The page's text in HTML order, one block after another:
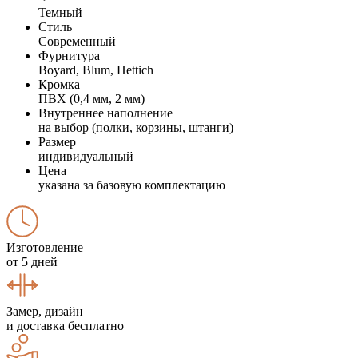
Темный
Стиль
Современный
Фурнитура
Boyard, Blum, Hettich
Кромка
ПВХ (0,4 мм, 2 мм)
Внутреннее наполнение
на выбор (полки, корзины, штанги)
Размер
индивидуальный
Цена
указана за базовую комплектацию
Изготовление
от 5 дней
Замер, дизайн
и доставка бесплатно